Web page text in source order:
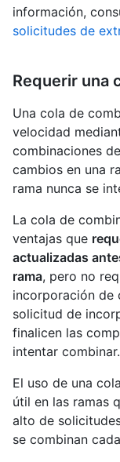
información,
solicitudes de
Requerir una
Una cola de
velocidad
combinaciones
cambios en una
rama nunca se
La cola de
ventajas que
actualizadas
rama, pero no
incorporación de
solicitud de
finalicen las
intentar combinar.
El uso de una
útil en las ramas
alto de
se combinan